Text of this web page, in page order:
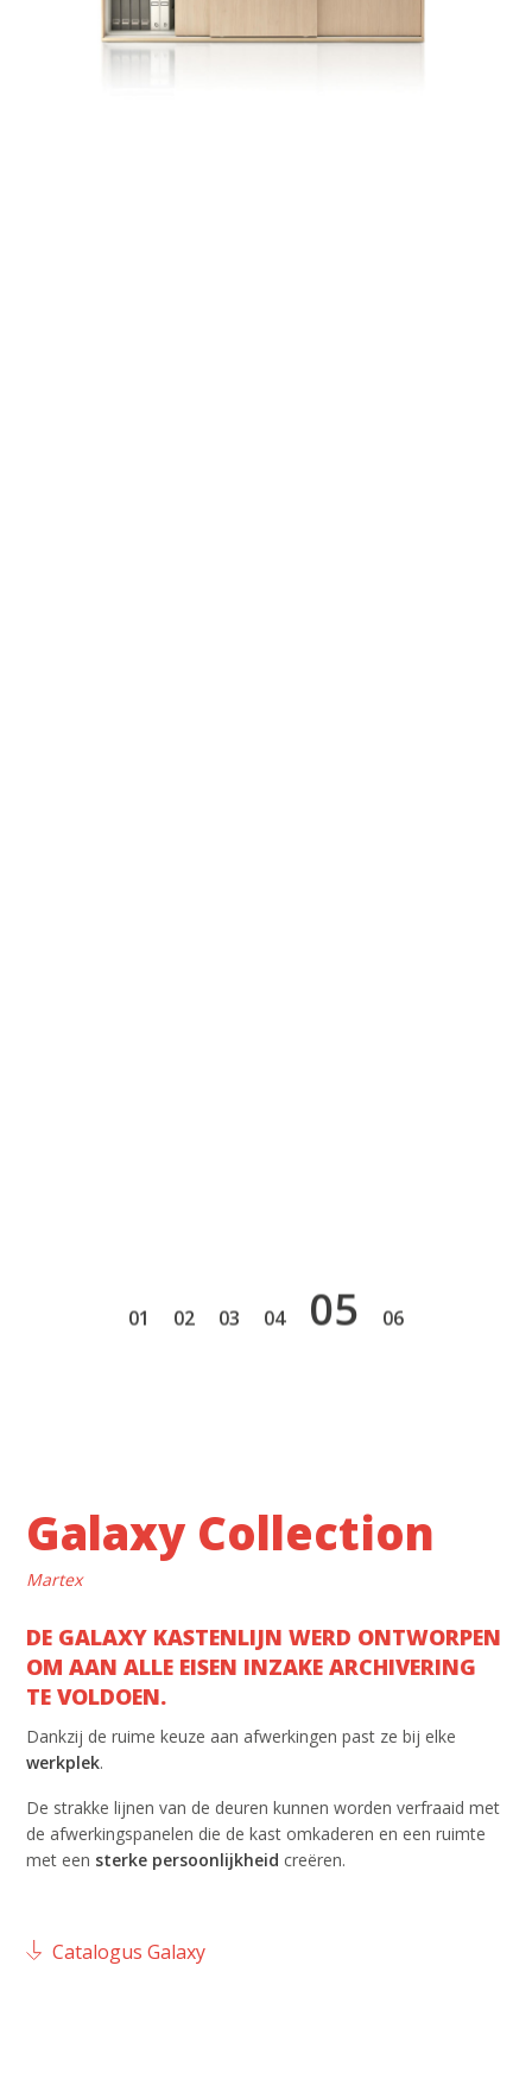
1 2 3 4 5 6
Galaxy Collection
Martex
DE GALAXY KASTENLIJN WERD ONTWORPEN
OM AAN ALLE EISEN INZAKE ARCHIVERING
TE VOLDOEN.
Dankzij de ruime keuze aan afwerkingen past ze bij elke
werkplek.
De strakke lijnen van de deuren kunnen worden verfraaid met
de afwerkingspanelen die de kast omkaderen en een ruimte
met een sterke persoonlijkheid creëren.
Catalogus Galaxy